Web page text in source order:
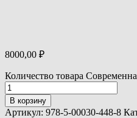
8000,00 ₽
Количество товара
В корзину
Артикул: 978-5-00030-448-8